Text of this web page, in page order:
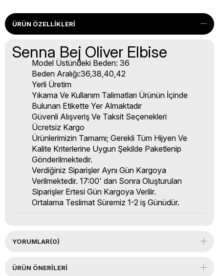
ÜRÜN ÖZELLIKLERI
Senna Bej Oliver Elbise
Model Üstündeki Beden: 36
Beden Aralığı:36,38,40,42
Yerli Üretim
Yıkama Ve Kullanım Talimatları Ürünün İçinde
Bulunan Etikette Yer Almaktadır
Güvenli Alışveriş Ve Taksit Seçenekleri
Ücretsiz Kargo
Ürünlerimizin Tamamı; Gerekli Tüm Hijyen Ve
Kalite Kriterlerine Uygun Şekilde Paketlenip
Gönderilmektedir.
Verdiğiniz Siparişler Aynı Gün Kargoya
Verilmektedir. 17:00' dan Sonra Oluşturulan
Siparişler Ertesi Gün Kargoya Verilir.
Ortalama Teslimat Süremiz 1-2 iş Günüdür.
YORUMLAR(0)
ÜRÜN ÖNERILERI